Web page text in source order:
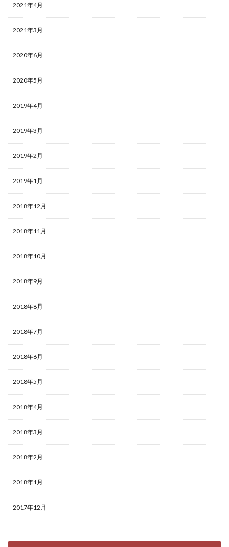
2021年4月
2021年3月
2020年6月
2020年5月
2019年4月
2019年3月
2019年2月
2019年1月
2018年12月
2018年11月
2018年10月
2018年9月
2018年8月
2018年7月
2018年6月
2018年5月
2018年4月
2018年3月
2018年2月
2018年1月
2017年12月